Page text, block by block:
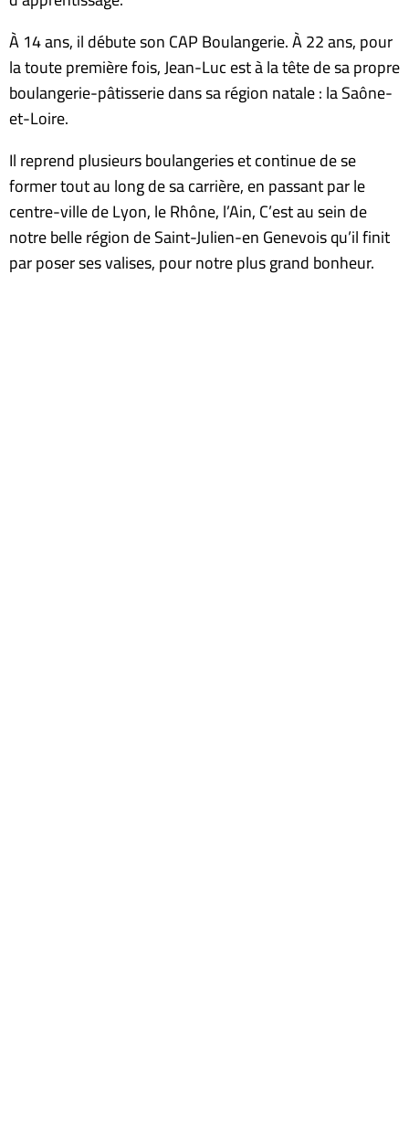
À 14 ans, il débute son CAP Boulangerie. À 22 ans, pour
la toute première fois, Jean-Luc est à la tête de sa propre
boulangerie-pâtisserie dans sa région natale : la Saône-
et-Loire.
Il reprend plusieurs boulangeries et continue de se
former tout au long de sa carrière, en passant par le
centre-ville de Lyon, le Rhône, l’Ain, C’est au sein de
notre belle région de Saint-Julien-en Genevois qu’il finit
par poser ses valises, pour notre plus grand bonheur.